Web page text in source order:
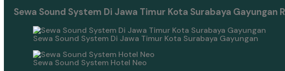
Sewa Sound System Di Jawa Timur Kota Surabaya Gayungan
Sewa Sound System Di Jawa Timur Kota Surabaya Gayungan
Sewa Sound System Hotel Neo